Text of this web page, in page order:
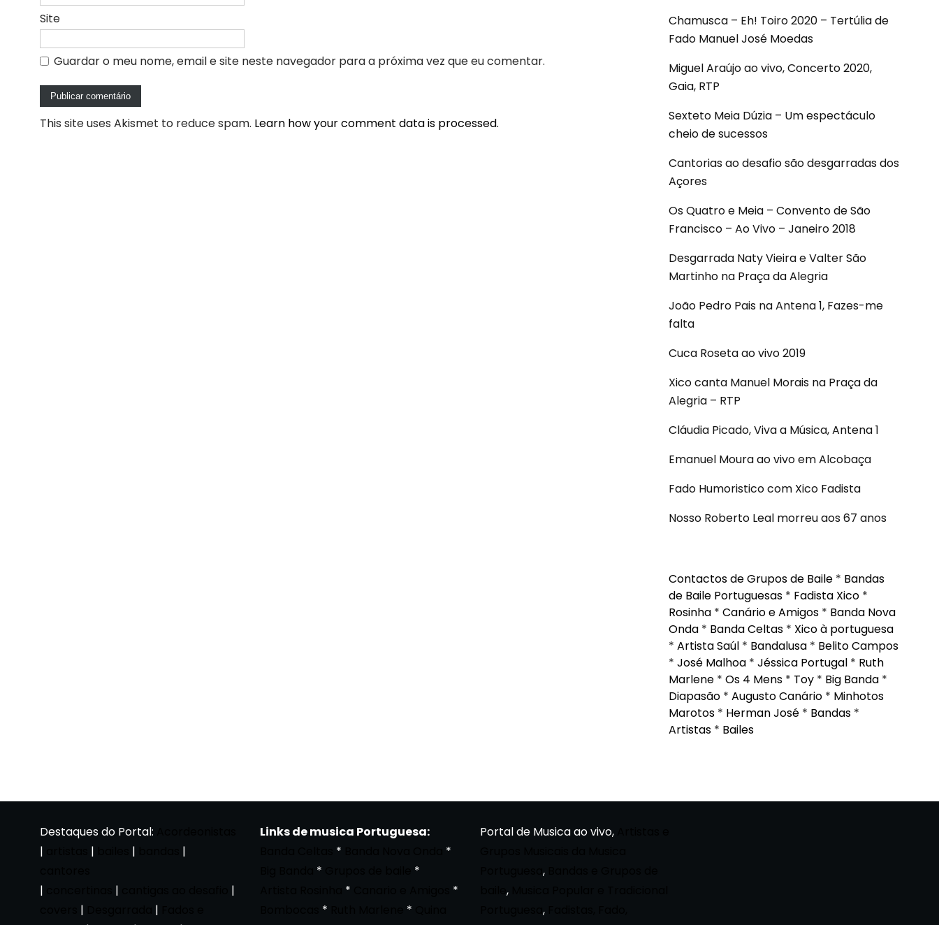
Site
Guardar o meu nome, email e site neste navegador para a próxima vez que eu comentar.
This site uses Akismet to reduce spam. Learn how your comment data is processed.
Chamusca – Eh! Toiro 2020 – Tertúlia de
Fado Manuel José Moedas
Miguel Araújo ao vivo, Concerto 2020,
Gaia, RTP
Sexteto Meia Dúzia – Um espectáculo
cheio de sucessos
Cantorias ao desafio são desgarradas dos
Açores
Os Quatro e Meia – Convento de São
Francisco – Ao Vivo – Janeiro 2018
Desgarrada Naty Vieira e Valter São
Martinho na Praça da Alegria
João Pedro Pais na Antena 1, Fazes-me
falta
Cuca Roseta ao vivo 2019
Xico canta Manuel Morais na Praça da
Alegria – RTP
Cláudia Picado, Viva a Música, Antena 1
Emanuel Moura ao vivo em Alcobaça
Fado Humoristico com Xico Fadista
Nosso Roberto Leal morreu aos 67 anos
Contactos de Grupos de Baile * Bandas
de Baile Portuguesas * Fadista Xico *
Rosinha * Canário e Amigos * Banda Nova
Onda * Banda Celtas * Xico à portuguesa
* Artista Saúl * Bandalusa * Belito Campos
* José Malhoa * Jéssica Portugal * Ruth
Marlene * Os 4 Mens * Toy * Big Banda *
Diapasão * Augusto Canário * Minhotos
Marotos * Herman José * Bandas *
Artistas * Bailes
Destaques do Portal:
|
| |
|
|
|
|
| |
Links de musica Portuguesa:
*
*
*
*
*
*
* *
Portal de Musica ao vivo,
,
,
,